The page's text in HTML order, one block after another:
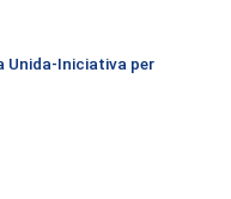
Unida-Iniciativa per